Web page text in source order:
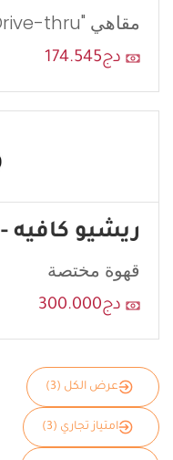
مقاهي "Drive-thru"
دج174.545
ريشيو كافيه - Ratio Cafe
قهوة مختصة
دج300.000
عرض الكل (3)
امتياز تجاري (3)